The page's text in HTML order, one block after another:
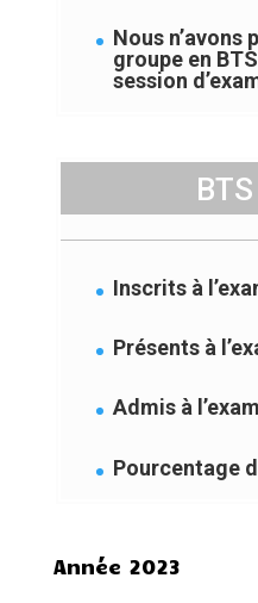
Nous n’avons
groupe en
session
Inscrits à
Présents à
Admis à
Pourcentage
Année 2023